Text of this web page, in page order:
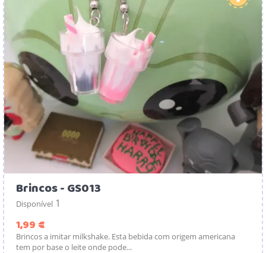
Brincos - GS013
Disponível 1
1,99 €
Brincos a imitar milkshake. Esta bebida com origem americana
tem por base o leite onde pode...